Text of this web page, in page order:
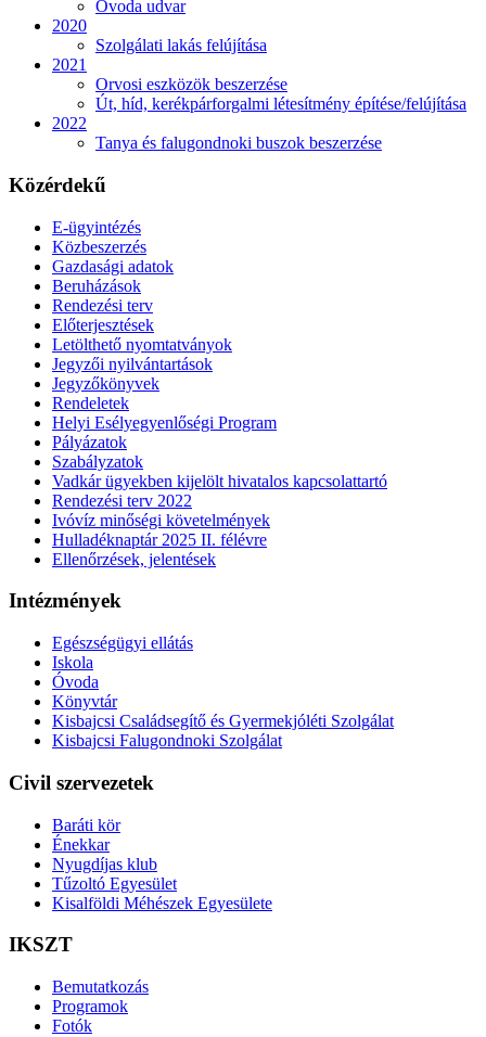
Óvoda udvar
2020
Szolgálati lakás felújítása
2021
Orvosi eszközök beszerzése
Út, híd, kerékpárforgalmi létesítmény építése/felújítása
2022
Tanya és falugondnoki buszok beszerzése
Közérdekű
E-ügyintézés
Közbeszerzés
Gazdasági adatok
Beruházások
Rendezési terv
Előterjesztések
Letölthető nyomtatványok
Jegyzői nyilvántartások
Jegyzőkönyvek
Rendeletek
Helyi Esélyegyenlőségi Program
Pályázatok
Szabályzatok
Vadkár ügyekben kijelölt hivatalos kapcsolattartó
Rendezési terv 2022
Ivóvíz minőségi követelmények
Hulladéknaptár 2025 II. félévre
Ellenőrzések, jelentések
Intézmények
Egészségügyi ellátás
Iskola
Óvoda
Könyvtár
Kisbajcsi Családsegítő és Gyermekjóléti Szolgálat
Kisbajcsi Falugondnoki Szolgálat
Civil szervezetek
Baráti kör
Énekkar
Nyugdíjas klub
Tűzoltó Egyesület
Kisalföldi Méhészek Egyesülete
IKSZT
Bemutatkozás
Programok
Fotók